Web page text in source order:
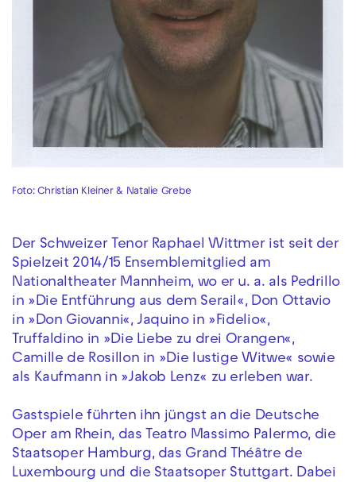
Foto: Christian Kleiner & Natalie Grebe
Der Schweizer Tenor Raphael Wittmer ist seit der
Spielzeit 2014/15 Ensemblemitglied am
Nationaltheater Mannheim, wo er u. a. als Pedrillo
in »Die Entführung aus dem Serail«, Don Ottavio
in »Don Giovanni«, Jaquino in »Fidelio«,
Truffaldino in »Die Liebe zu drei Orangen«,
Camille de Rosillon in »Die lustige Witwe« sowie
als Kaufmann in »Jakob Lenz« zu erleben war.
Gastspiele führten ihn jüngst an die Deutsche
Oper am Rhein, das Teatro Massimo Palermo, die
Staatsoper Hamburg, das Grand Théâtre de
Luxembourg und die Staatsoper Stuttgart. Dabei